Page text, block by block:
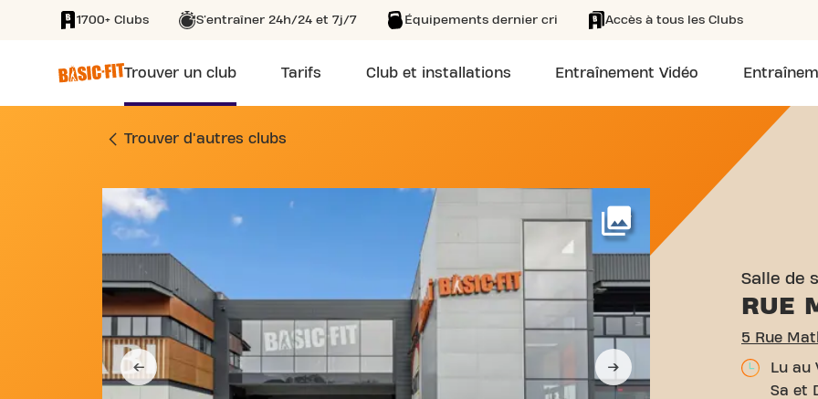
SKIP TO MAIN CONTENT
1700+ Clubs S'entraîner 24h/24 et 7j/7 Équipements dernier cri Accès à tous les Clubs
Trouver un club Tarifs Club et installations Entraînement Vidéo
SALLE DE SPORT 5 RUE MATHURIN ONNO
Trouver d'autres clubs
Voir plus
Salle de
RUE
5 Rue
Lu au
Sa et